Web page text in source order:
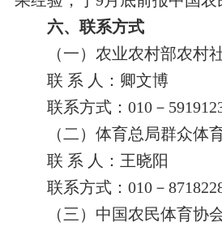
六、 联系方式
（一）农业农村部农村
联 系 人： 卿文博
联系方式： 010－
（二）体育总局群众体
联 系 人：王晓阳
联系方式： 010－
（三 ） 中国农民体育协